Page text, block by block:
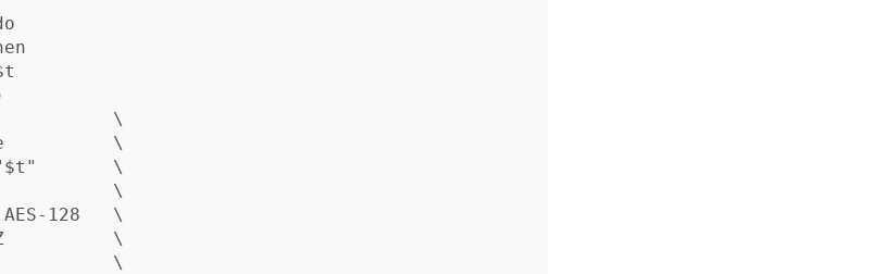
\
create
\
$t "
\
\
AES-128 \
\
\